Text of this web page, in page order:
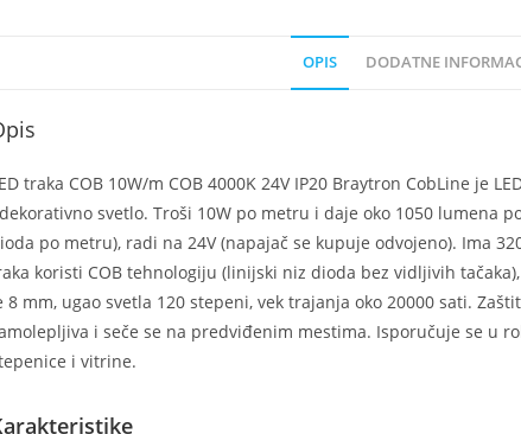
OPIS DODATNE
traka COB 10W/m COB 4000K 24V IP20 Braytron CobLine je
svetlo. Troši 10W po metru i daje oko 1050 lumena
po metru), radi na 24V (napajač se kupuje odvojeno). Ima
koristi COB tehnologiju (linijski niz dioda bez vidljivih
8 mm, ugao svetla 120 stepeni, vek trajanja oko 20000 sati.
i seče se na predviđenim mestima. Isporučuje se u
i vitrine.